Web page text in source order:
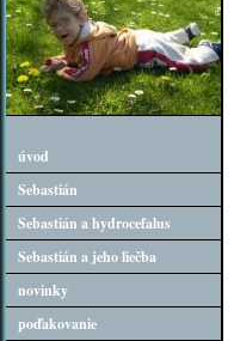
úvod
Sebastián
Sebastián a hydrocefalus
Sebastián a jeho liečba
novinky
poďakovanie